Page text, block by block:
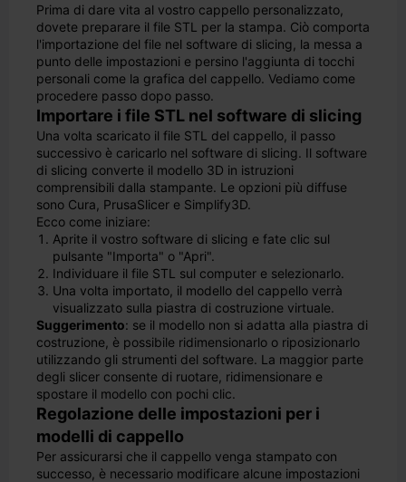
Prima di dare vita al vostro cappello personalizzato,
dovete preparare il file STL per la stampa. Ciò comporta
l'importazione del file nel software di slicing, la messa a
punto delle impostazioni e persino l'aggiunta di tocchi
personali come la grafica del cappello. Vediamo come
procedere passo dopo passo.
Importare i file STL nel software di slicing
Una volta scaricato il file STL del cappello, il passo
successivo è caricarlo nel software di slicing. Il software
di slicing converte il modello 3D in istruzioni
comprensibili dalla stampante. Le opzioni più diffuse
sono Cura, PrusaSlicer e Simplify3D.
Ecco come iniziare:
Aprite il vostro software di slicing e fate clic sul
pulsante "Importa" o "Apri".
Individuare il file STL sul computer e selezionarlo.
Una volta importato, il modello del cappello verrà
visualizzato sulla piastra di costruzione virtuale.
Suggerimento: se il modello non si adatta alla piastra di
costruzione, è possibile ridimensionarlo o riposizionarlo
utilizzando gli strumenti del software. La maggior parte
degli slicer consente di ruotare, ridimensionare e
spostare il modello con pochi clic.
Regolazione delle impostazioni per i
modelli di cappello
Per assicurarsi che il cappello venga stampato con
successo, è necessario modificare alcune impostazioni